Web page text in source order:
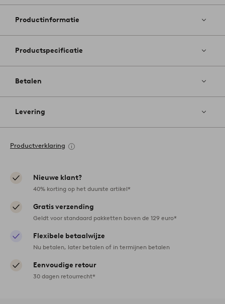
aan
Productinformatie
Productspecificatie
Betalen
Levering
Productverklaring
Nieuwe klant?
40% korting op het duurste artikel*
Gratis verzending
Geldt voor standaard pakketten boven de 129 euro*
Flexibele betaalwijze
Nu betalen, later betalen of in termijnen betalen
Eenvoudige retour
30 dagen retourrecht*